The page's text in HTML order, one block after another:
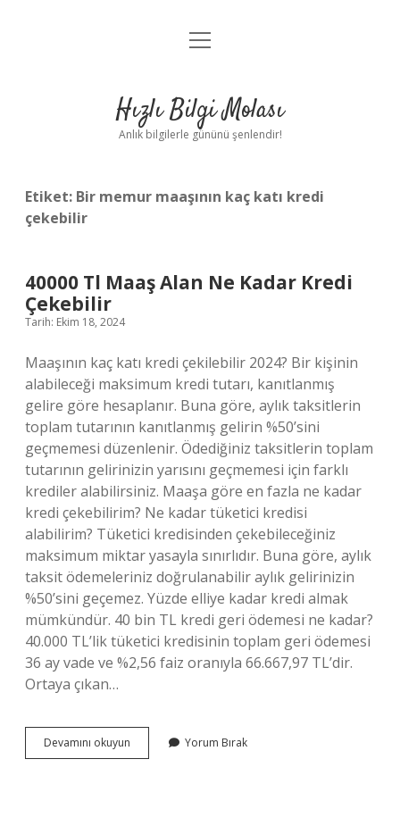
Anasayfa
Yasal Uyarı
menüyü
Hızlı Bilgi Molası
Anlık bilgilerle gününü şenlendir!
Etiket: Bir memur maaşının kaç katı kredi
çekebilir
40000 Tl Maaş Alan Ne Kadar Kredi
Çekebilir
Tarih: Ekim 18, 2024
Maaşının kaç katı kredi çekilebilir 2024? Bir kişinin
alabileceği maksimum kredi tutarı, kanıtlanmış
gelire göre hesaplanır. Buna göre, aylık taksitlerin
toplam tutarının kanıtlanmış gelirin %50’sini
geçmemesi düzenlenir. Ödediğiniz taksitlerin toplam
tutarının gelirinizin yarısını geçmemesi için farklı
krediler alabilirsiniz. Maaşa göre en fazla ne kadar
kredi çekebilirim? Ne kadar tüketici kredisi
alabilirim? Tüketici kredisinden çekebileceğiniz
maksimum miktar yasayla sınırlıdır. Buna göre, aylık
taksit ödemeleriniz doğrulanabilir aylık gelirinizin
%50’sini geçemez. Yüzde elliye kadar kredi almak
mümkündür. 40 bin TL kredi geri ödemesi ne kadar?
40.000 TL’lik tüketici kredisinin toplam geri ödemesi
36 ay vade ve %2,56 faiz oranıyla 66.667,97 TL’dir.
Ortaya çıkan…
Devamını okuyun
Tl
Yorum Bırak